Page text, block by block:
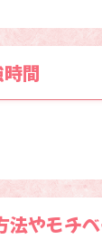
間
法やモチ